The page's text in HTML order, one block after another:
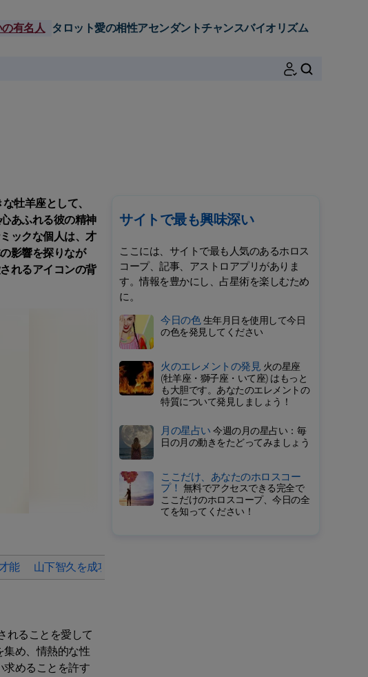
有名人 タロット愛の相性アセンダントチャンスバイオリズム
牡羊座として、
あふれる彼の精神
ックな個人は、才
影響を探りなが
れるアイコンの背
能 山下智久を成功したエンターテイナーにしている理由
れることを愛して
め、情熱的な性
めることを許す
サイトで最も興味深い
ここには、サイトで最も人気のあるホロス
コープ、記事、アストロアプリがありま
す。情報を豊かにし、占星術を楽しむため
に。
今日の色生年月日を使用して今日
の色を発見してください
火のエレメントの発見 火の星座
(牡羊座・獅子座・いて座) はもっと
も大胆です。あなたのエレメントの
特質について発見しましょう！
月の星占い今週の月の星占い：毎
日の月の動きをたどってみましょう
ここだけ、あなたのホロスコー
プ！ 無料でアクセスできる完全で
ここだけのホロスコープ、今日の全
てを知ってください！